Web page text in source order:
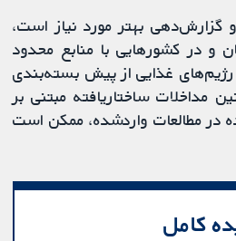
و گزارش‌دهی بهتر مورد نیاز است،
و در کشورهایی با منابع محدود
رژیم‌های غذایی از پیش بسته‌بندی
مداخلات ساختاریافته مبتنی بر
در مطالعات واردشده، ممکن است
کامل